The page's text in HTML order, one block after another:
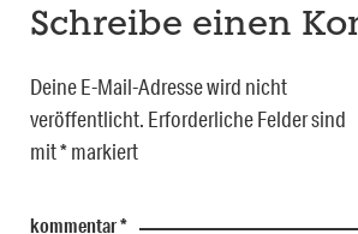
Schreibe einen
Deine E-Mail-Adresse wird nicht
veröffentlicht. Erforderliche Felder sind
mit*markiert
kommentar*